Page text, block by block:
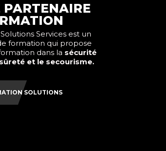
PARTENAIRE
Services est un
formation qui propose
dans la sécurité
et le secourisme.
SOLUTIONS